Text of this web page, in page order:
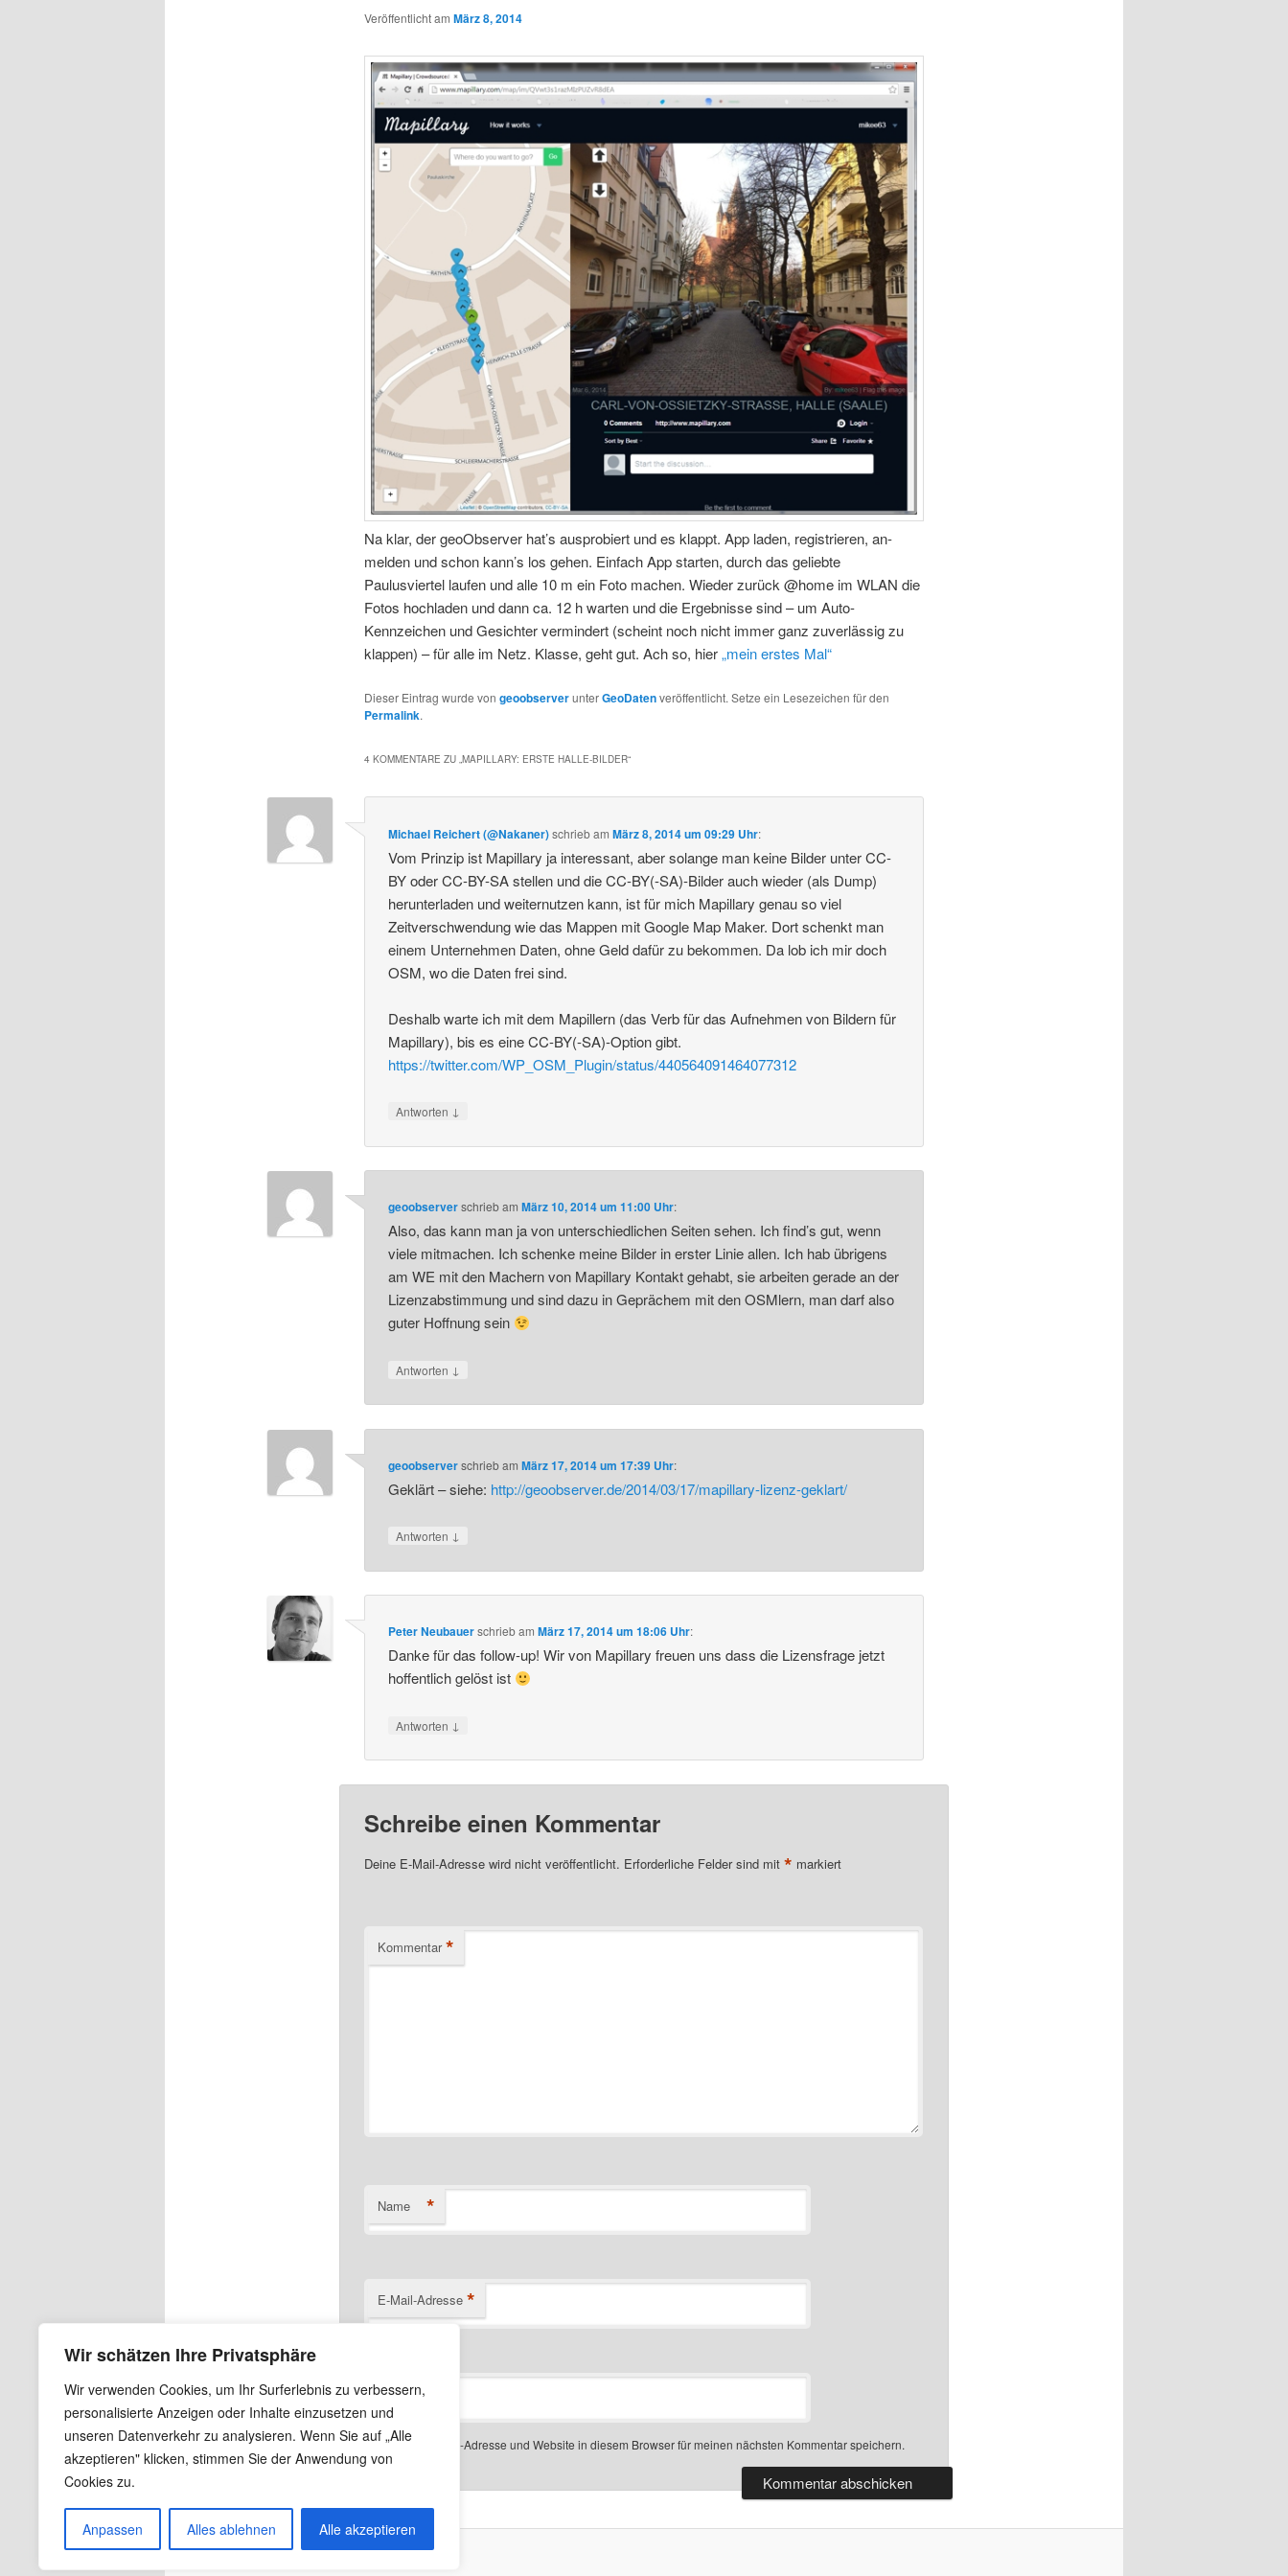
Wir schätzen Ihre Privatsphäre
Wir verwenden Cookies, um Ihr Surferlebnis zu verbessern,
personalisierte Anzeigen oder Inhalte einzusetzen und
unseren Datenverkehr zu analysieren. Wenn Sie auf „Alle
akzeptieren" klicken, stimmen Sie der Anwendung von
Cookies zu.
Anpassen Alles ablehnen Alle akzeptieren
Veröffentlicht am März 8, 2014
Na klar, der geoObserver hat’s ausprobiert und es klappt. App laden, registrieren, an-
melden und schon kann’s los gehen. Einfach App starten, durch das geliebte
Paulusviertel laufen und alle 10 m ein Foto machen. Wieder zurück @home im WLAN die
Fotos hochladen und dann ca. 12 h warten und die Ergebnisse sind – um Auto-
Kennzeichen und Gesichter vermindert (scheint noch nicht immer ganz zuverlässig zu
klappen) – für alle im Netz. Klasse, geht gut. Ach so, hier„mein erstes Mal“
Dieser Eintrag wurde von geoobserverunterGeoDatenveröffentlicht. Setze ein Lesezeichen für den
Permalink.
4 KOMMENTARE ZU „MAPILLARY: ERSTE HALLE-BILDER“
Michael Reichert (@Nakaner)schriebamMärz 8, 2014 um 09:29 Uhr:
Vom Prinzip ist Mapillary ja interessant, aber solange man keine Bilder unter CC-
BY oder CC-BY-SA stellen und die CC-BY(-SA)-Bilder auch wieder (als Dump)
herunterladen und weiternutzen kann, ist für mich Mapillary genau so viel
Zeitverschwendung wie das Mappen mit Google Map Maker. Dort schenkt man
einem Unternehmen Daten, ohne Geld dafür zu bekommen. Da lob ich mir doch
OSM, wo die Daten frei sind.
Deshalb warte ich mit dem Mapillern (das Verb für das Aufnehmen von Bildern für
Mapillary), bis es eine CC-BY(-SA)-Option gibt.
https://twitter.com/WP_OSM_Plugin/status/440564091464077312
Antworten ↓
geoobserverschriebamMärz 10, 2014 um 11:00 Uhr:
Also, das kann man ja von unterschiedlichen Seiten sehen. Ich find’s gut, wenn
viele mitmachen. Ich schenke meine Bilder in erster Linie allen. Ich hab übrigens
am WE mit den Machern von Mapillary Kontakt gehabt, sie arbeiten gerade an der
Lizenzabstimmung und sind dazu in Geprächem mit den OSMlern, man darf also
guter Hoffnung sein
Antworten ↓
geoobserverschriebamMärz 17, 2014 um 17:39 Uhr:
Geklärt – siehe: http://geoobserver.de/2014/03/17/mapillary-lizenz-geklart/
Antworten ↓
Peter NeubauerschriebamMärz 17, 2014 um 18:06 Uhr:
Danke für das follow-up! Wir von Mapillary freuen uns dass die Lizensfrage jetzt
hoffentlich gelöst ist
Antworten ↓
Schreibe einen Kommentar
Deine E-Mail-Adresse wird nicht veröffentlicht. Erforderliche Felder sind mit * markiert
Kommentar *
Name *
E-Mail-Adresse *
Website
Name, E-Mail-Adresse und Website in diesem Browser für meinen nächsten Kommentar speichern.